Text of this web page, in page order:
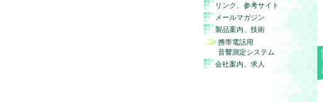
リンク、参考サイト
メールマガジン
製品案内、技術
携帯電話用
音響測定システム
会社案内、求人